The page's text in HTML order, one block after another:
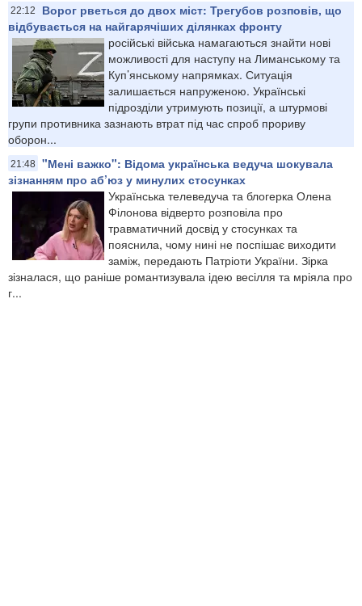
22:12
Ворог рветься до двох міст: Трегубов розповів, що
відбувається на найгарячіших ділянках фронту
російські війська намагаються знайти нові
можливості для наступу на Лиманському та
Куп’янському напрямках. Ситуація
залишається напруженою. Українські
підрозділи утримують позиції, а штурмові
групи противника зазнають втрат під час спроб прориву
оборон...
21:48 "Мені важко": Відома українська ведуча шокувала
зізнанням про аб’юз у минулих стосунках
Українська телеведуча та блогерка Олена
Філонова відверто розповіла про
травматичний досвід у стосунках та
пояснила, чому нині не поспішає виходити
заміж, передають Патріоти України. Зірка
зізналася, що раніше романтизувала ідею весілля та мріяла про
г...